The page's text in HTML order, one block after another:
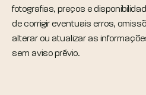
fotografias, preços e
de corrigir eventuais erros,
alterar ou atualizar as
sem aviso prévio.